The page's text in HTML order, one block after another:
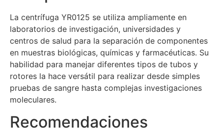
La centrífuga YR0125 se utiliza ampliamente en
laboratorios de investigación, universidades y
centros de salud para la separación de componentes
en muestras biológicas, químicas y farmacéuticas. Su
habilidad para manejar diferentes tipos de tubos y
rotores la hace versátil para realizar desde simples
pruebas de sangre hasta complejas investigaciones
moleculares.
Recomendaciones